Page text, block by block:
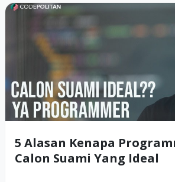
5 Alasan Kenapa
Calon Suami Yang Ideal